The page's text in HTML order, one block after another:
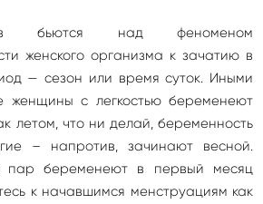
бьются над феноменом
женского организма к зачатию в
— сезон или время суток. Иными
женщины с легкостью беременеют
летом, что ни делай, беременность
– напротив, зачинают весной.
пар беременеют в первый месяц
к начавшимся менструациям как